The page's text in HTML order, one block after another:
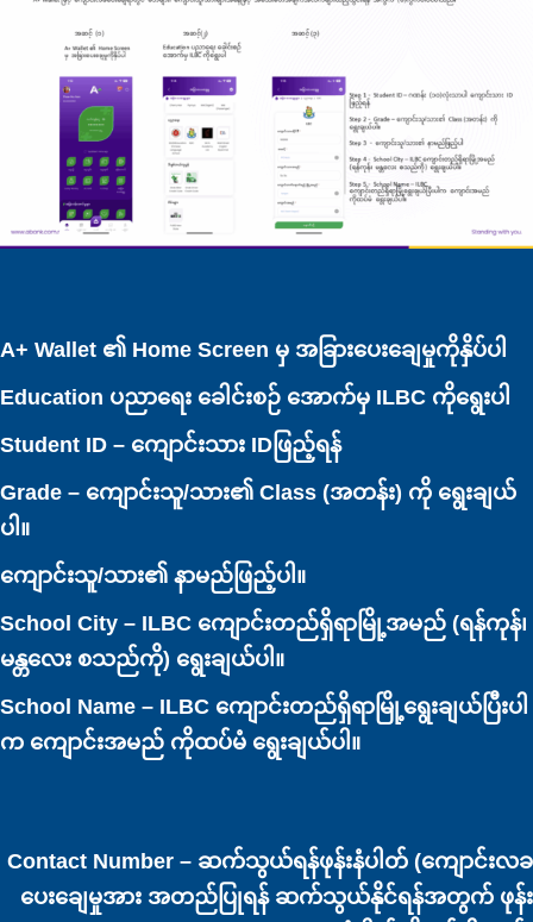
A+ Wallet ၏ Home Screen မှ အခြားပေးချေမှုကိုနှိပ်ပါ
Education ပညာရေး ခေါင်းစဉ် အောက်မှ ILBC ကိုရွေးပါ
Student ID – ကျောင်းသား IDဖြည့်ရန်
Grade – ကျောင်းသူ/သား၏ Class (အတန်း) ကို ရွေးချယ်
ပါ။
ကျောင်းသူ/သား၏ နာမည်ဖြည့်ပါ။
School City – ILBC ကျောင်းတည်ရှိရာမြို့အမည် (ရန်ကုန်၊
မန္တလေး စသည်ကို) ရွေးချယ်ပါ။
School Name – ILBC ကျောင်းတည်ရှိရာမြို့ရွေးချယ်ပြီးပါ
က ကျောင်းအမည် ကိုထပ်မံ ရွေးချယ်ပါ။
Contact Number – ဆက်သွယ်ရန်ဖုန်းနံပါတ် (ကျောင်းလခ
ပေးချေမှုအား အတည်ပြုရန် ဆက်သွယ်နိုင်ရန်အတွက် ဖုန်း